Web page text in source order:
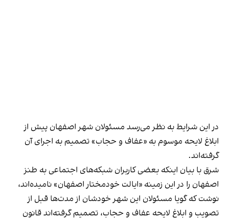
در این شرایط به نظر می‌رسد مسئولان شهر اصفهان پیش از
ابلاغ لایحه موسوم به «عفاف و حجاب» تصمیم به اجرای آن
گرفته‌اند.
شرق با بیان اینکه بعضی کاربران شبکه‌های اجتماعی به طنز
اصفهان را در این زمینه «ایالت خودمختار اصفهان» نامیده‌اند،
نوشت که گویا مسئولان این شهر خودشان از مدت‌ها قبل از
تصویب و ابلاغ لایحه عفاف و حجاب، تصمیم گرفته‌اند قانون